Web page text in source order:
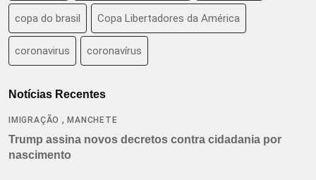
copa do brasil Copa Libertadores da América
coronavirus coronavírus
Notícias Recentes
IMIGRAÇÃO ,MANCHETE
Trump assina novos decretos contra cidadania por
nascimento